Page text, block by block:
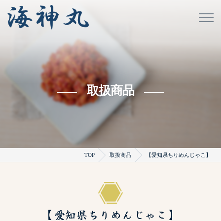
取扱商品
TOP 取扱商品 【愛知県ちりめんじゃこ】
【愛知県ちりめんじゃこ】